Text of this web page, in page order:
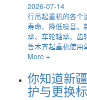
2026-07-14
行吊起重机的各个
寿命、降低噪音。
承、车轮轴承、齿
鲁木齐起重机使用
More +
你知道新
护与更换